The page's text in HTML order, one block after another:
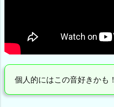
個人的にはこの音好きかも！